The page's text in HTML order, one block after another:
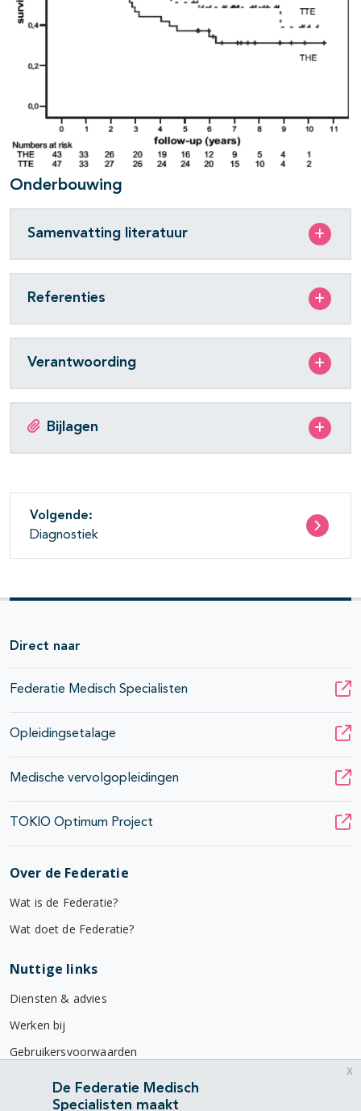
Onderbouwing
Samenvatting literatuur
Referenties
Verantwoording
Bijlagen
Volgende:
Diagnostiek
Direct naar
Federatie Medisch Specialisten
Opleidingsetalage
Medische vervolgopleidingen
TOKIO Optimum Project
Over de Federatie
Wat is de Federatie?
Wat doet de Federatie?
Nuttige links
Diensten & advies
Werken bij
Gebruikersvoorwaarden
Privacyverklaring
De Federatie Medisch
Specialisten maakt
x